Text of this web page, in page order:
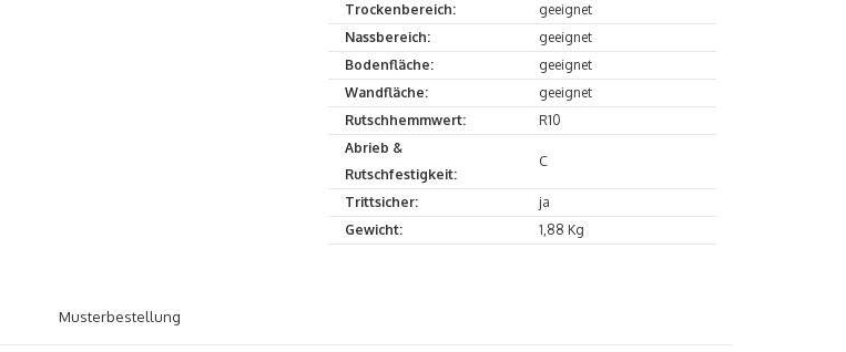
Trockenbereich:
geeignet
Nassbereich:
geeignet
Bodenfläche:
geeignet
Wandfläche:
geeignet
Rutschhemmwert:
R10
Abrieb &
Rutschfestigkeit:
C
Trittsicher:
ja
Gewicht:
1,88 Kg
Musterbestellung